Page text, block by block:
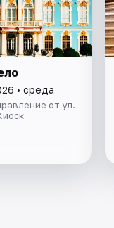
• среда
от ул.